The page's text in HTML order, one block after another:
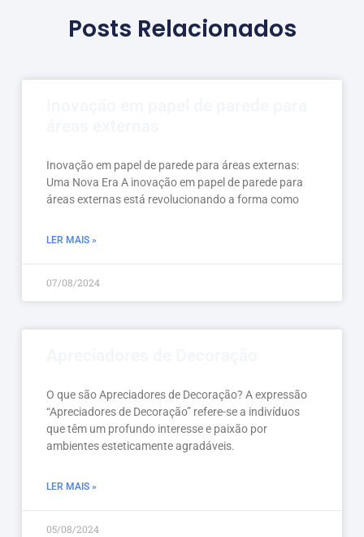
Posts Relacionados
Inovação em papel de parede para áreas externas:
Uma Nova Era A inovação em papel de parede para
áreas externas está revolucionando a forma como
LER MAIS »
07/08/2024
O que são Apreciadores de Decoração? A expressão
“Apreciadores de Decoração” refere-se a indivíduos
que têm um profundo interesse e paixão por
ambientes esteticamente agradáveis.
LER MAIS »
05/08/2024